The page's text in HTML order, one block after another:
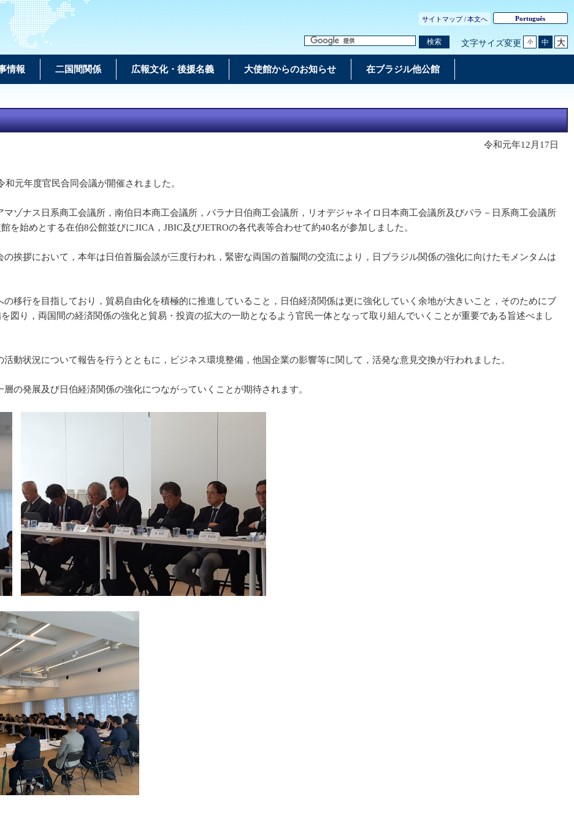
サイトマップ /本文へ Português
検索 文字サイズ変更 小 中 大
情報 二国間関係 広報文化・後援名義 大使館からのお知らせ 在ブラジル他公館
令和元年12月17日
元年度官民合同会議が開催されました。
ゾナス日系商工会議所，南伯日本商工会議所，パラナ日伯商工会議所，リオデジャネイロ日本商工会議所及びパラ－日系商工会議所
始めとする在伯8公館並びにJICA，JBIC及びJETROの各代表等合わせて約40名が参加しました。
挨拶において，本年は日伯首脳会談が三度行われ，緊密な両国の首脳間の交流により，日ブラジル関係の強化に向けたモメンタムは
移行を目指しており，貿易自由化を積極的に推進していること，日伯経済関係は更に強化していく余地が大きいこと，そのためにブ
図り，両国間の経済関係の強化と貿易・投資の拡大の一助となるよう官民一体となって取り組んでいくことが重要である旨述べまし
状況について報告を行うとともに，ビジネス環境整備，他国企業の影響等に関して，活発な意見交換が行われました。
発展及び日伯経済関係の強化につながっていくことが期待されます。